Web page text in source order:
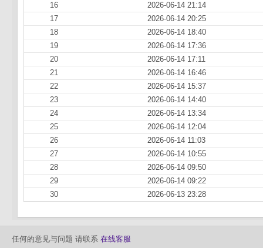
16
2026-06-14 21:14
17
2026-06-14 20:25
18
2026-06-14 18:40
19
2026-06-14 17:36
20
2026-06-14 17:11
21
2026-06-14 16:46
22
2026-06-14 15:37
23
2026-06-14 14:40
24
2026-06-14 13:34
25
2026-06-14 12:04
26
2026-06-14 11:03
27
2026-06-14 10:55
28
2026-06-14 09:50
29
2026-06-14 09:22
30
2026-06-13 23:28
任何的意见与问题 请联系 在线客服